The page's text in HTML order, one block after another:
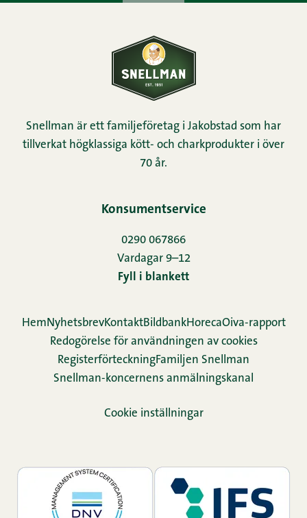
Snellman är ett familjeföretag i Jakobstad som har
tillverkat högklassiga kött- och charkprodukter i över
70 år.
Konsumentservice
0290 067866
Vardagar 9–12
Fyll i blankett
HemNyhetsbrevKontaktBildbankHorecaOiva-rapport
Redogörelse för användningen av cookies
Re­gis­ter­för­teck­ningFamiljen Snellman
Snellman-koncernens anmälningskanal
Cookie inställningar